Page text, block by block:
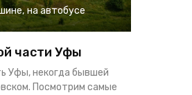
, на автобусе
части Уфы
Уфы, некогда бывшей
Посмотрим самые